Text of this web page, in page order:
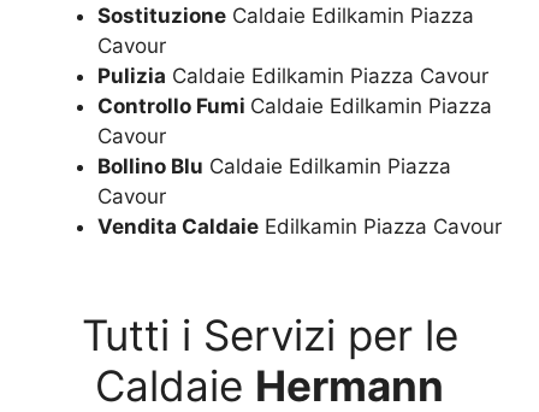
Sostituzione Caldaie Edilkamin Piazza
Cavour
Pulizia Caldaie Edilkamin Piazza Cavour
Controllo Fumi Caldaie Edilkamin Piazza
Cavour
Bollino Blu Caldaie Edilkamin Piazza
Cavour
Vendita Caldaie Edilkamin Piazza Cavour
Tutti i Servizi per le
Caldaie Hermann